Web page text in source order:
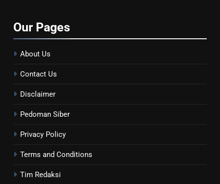
Our Pages
About Us
Contact Us
Disclaimer
Pedoman Siber
Privacy Policy
Terms and Conditions
Tim Redaksi